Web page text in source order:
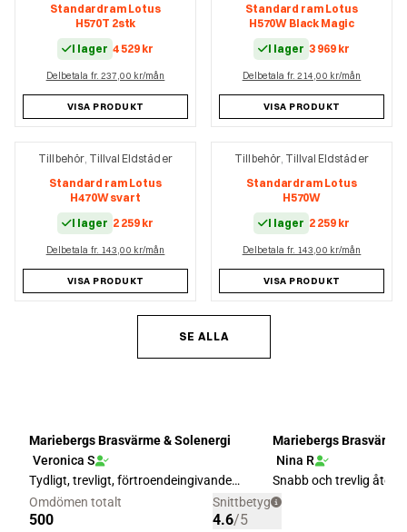
Standardram Lotus
H570T 2stk
I lager 4 529 kr
Delbetala fr. 237,00 kr/mån
VISA PRODUKT
Standard ram Lotus
H570W Black Magic
I lager 3 969 kr
Delbetala fr. 214,00 kr/mån
VISA PRODUKT
Tillbehör, Tillval Eldstäder
Standard ram Lotus
H470W svart
I lager 2 259 kr
Delbetala fr. 143,00 kr/mån
VISA PRODUKT
Tillbehör, Tillval Eldstäder
Standardram Lotus
H570W
I lager 2 259 kr
Delbetala fr. 143,00 kr/mån
VISA PRODUKT
SE ALLA